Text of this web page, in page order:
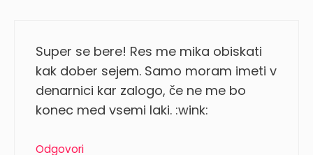
Super se bere! Res me mika obiskati
kak dober sejem. Samo moram imeti v
denarnici kar zalogo, če ne me bo
konec med vsemi laki. :wink:
Odgovori